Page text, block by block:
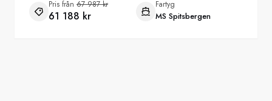
Pris från 67 987 kr
61 188 kr
Fartyg
MS Spitsbergen